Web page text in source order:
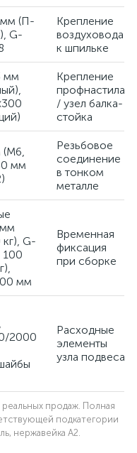
(П-
G-
Крепление
воздуховода
к шпильке
мм
Крепление
профнастила
/ узел балка-
стойка
мм
Резьбовое
соединение
в тонком
металле
G-
100
мм
Временная
фиксация
при сборке
2000
Расходные
элементы
узла подвеса
продаж. Полная
подкатегории
нержавейка A2.